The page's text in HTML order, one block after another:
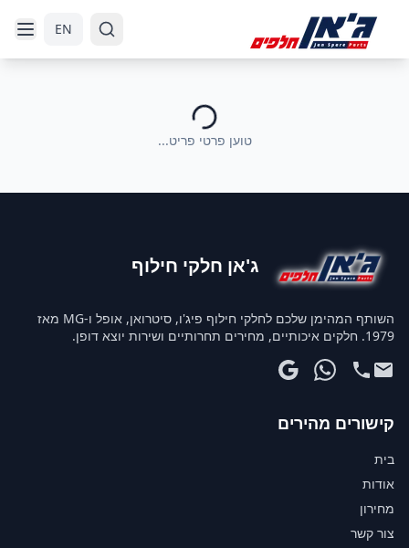
EN
טוען פרטי פריט...
ג'אן חלקי חילוף
השותף המהימן שלכם לחלקי חילוף פיג'ו, סיטרואן, אופל ו-MG מאז
1979. חלקים איכותיים, מחירים תחרותיים ושירות יוצא דופן.
קישורים מהירים
בית
אודות
מחירון
צור קשר